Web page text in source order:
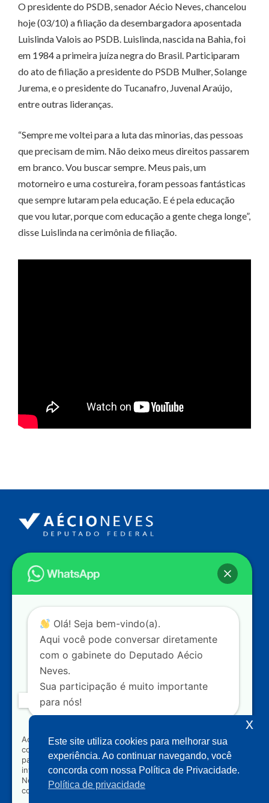
O presidente do PSDB, senador Aécio Neves, chancelou
hoje (03/10) a filiação da desembargadora aposentada
Luislinda Valois ao PSDB. Luislinda, nascida na Bahia, foi
em 1984 a primeira juíza negra do Brasil. Participaram
do ato de filiação a presidente do PSDB Mulher, Solange
Jurema, e o presidente do Tucanafro, Juvenal Araújo,
entre outras lideranças.
“Sempre me voltei para a luta das minorias, das pessoas
que precisam de mim. Não deixo meus direitos passarem
em branco. Vou buscar sempre. Meus pais, um
motorneiro e uma costureira, foram pessoas fantásticas
que sempre lutaram pela educação. E é pela educação
que vou lutar, porque com educação a gente chega longe”,
disse Luislinda na cerimônia de filiação.
Endereço
Câmara dos Deputados
Ed. Principal, Ala C – Gabinete
Contato
dep.aecioneves@camara.leg.br
+55 (61) 3215-5964
+55 (31) 3261-0121
+55 (31) 97150-0834
Nossas redes
Acompanhe o meu mandato
Olá! Seja bem-vindo(a).
Aqui você pode conversar diretamente
com o gabinete do Deputado Aécio
Neves.
Sua participação é muito importante
para nós!
Ao clicar para iniciar o contato pelo WhatsApp, você
concorda que seus dados serão utilizados exclusivamente
para atendimento relacionado às demandas, sugestões ou
informações referentes ao mandato do Deputado Aécio
Neves. Seus dados serão tratados com sigilo e não serão
compartilhados com terceiros.
Este site utiliza cookies para melhorar sua
experiência. Ao continuar navegando, você
concorda com nossa Política de Privacidade.
Política de privacidade
x